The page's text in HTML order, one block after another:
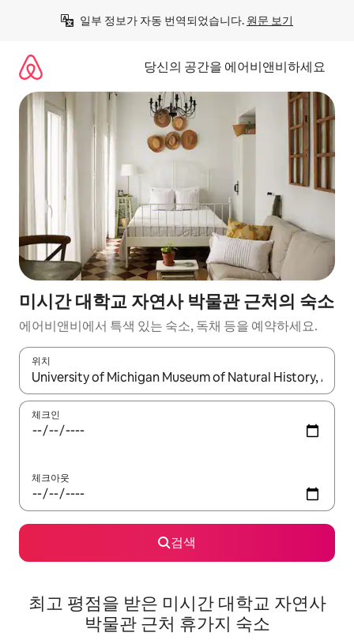
일부 정보가 자동 번역되었습니다. 원문 보기
당신의 공간을 에어비앤비하세요
미시간 대학교 자연사 박물관 근처의 숙소
에어비앤비에서 특색 있는 숙소, 독채 등을 예약하세요.
위치
결과가 나오면 위·아래 화살표 키를 사용하거나 터치 또는 스와이
체크인
체크아웃
검색
최고 평점을 받은 미시간 대학교 자연사
박물관 근처 휴가지 숙소